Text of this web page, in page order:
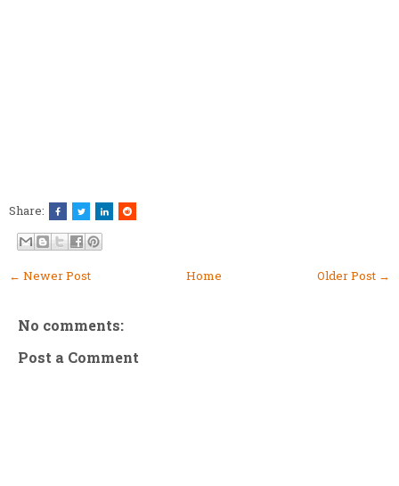
Share:
← Newer Post Older Post →
Home
No comments:
Post a Comment